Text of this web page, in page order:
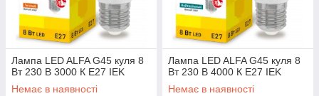
Лампа LED ALFA G45 куля 8
Вт 230 В 3000 К E27 IEK
Немає в наявності
Лампа LED ALFA G45 куля 8
Вт 230 В 4000 К E27 IEK
Немає в наявності